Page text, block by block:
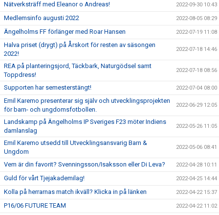
Nätverksträff med Eleanor o Andreas! 2022-09-30 10:43
Medlemsinfo augusti 2022 2022-08-05 08:29
Ängelholms FF förlänger med Roar Hansen 2022-07-19 11:08
Halva priset (drygt) på Årskort för resten av säsongen
2022!
2022-07-18 14:46
REA på planteringsjord, Täckbark, Naturgödsel samt
Toppdress!
2022-07-18 08:56
Supporten har semesterstängt! 2022-07-04 08:00
Emil Karemo presenterar sig själv och utvecklingsprojekten
för barn- och ungdomsfotbollen.
2022-06-29 12:05
Landskamp på Ängelholms IP Sveriges F23 möter Indiens
damlanslag
2022-05-26 11:05
Emil Karemo utsedd till Utvecklingsansvarig Barn &
Ungdom
2022-05-06 08:41
Vem är din favorit? Svenningsson/Isaksson eller Di Leva? 2022-04-28 10:11
Guld för vårt Tjejakademilag! 2022-04-25 14:44
Kolla på herrarnas match ikväll? Klicka in på länken 2022-04-22 15:37
P16/06 FUTURE TEAM 2022-04-22 11:02